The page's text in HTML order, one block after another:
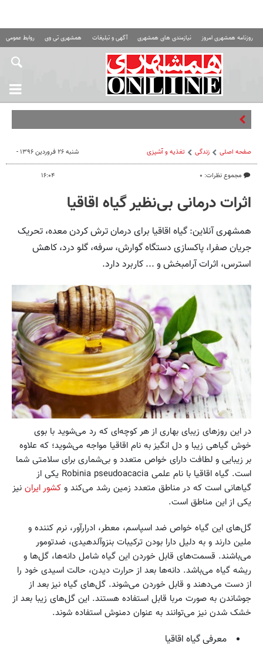
روزنامه همشهری امروز نیازمندی های همشهری آگهی و تبلیغات همشهری تی وی روابط عمومی
صفحه اصلی زندگی تغذیه و آشپزی
مجموع نظرات: ۰
شنبه ۲۶ فروردین ۱۳۹۶ -
۱۶:۰۴
اثرات درمانی بی‌نظیر گیاه اقاقیا
همشهری آنلاین: گیاه اقاقیا برای درمان ترش کردن معده، تحریک
جریان صفرا، پاکسازی دستگاه گوارش، سرفه، گلو درد، کاهش
استرس، اثرات آرامبخش و ... کاربرد دارد.
در این روزهای زیبای بهاری از هر کوچه‌ای که رد می‌شوید با بوی
خوش گیاهی زیبا و دل انگیز به نام اقاقیا مواجه می‌شوید؛ که علاوه
بر زیبایی و لطافت دارای خواص متعدد و بی‌شماری برای سلامتی شما
است. گیاه اقاقیا با نام علمی Robinia pseudoacacia یکی از
گیاهانی است که در مناطق متعدد زمین رشد می‌کند و کشور ایران نیز
یکی از این مناطق است.
گل‌های این گیاه خواص ضد اسپاسم، معطر، ادرارآور، نرم کننده و
ملین دارند و به دلیل دارا بودن ترکیبات بنزوآلدهیدی، ضدتومور
می‌باشند. قسمت‌های قابل خوردن این گیاه شامل دانه‌ها، گل‌ها و
ریشه گیاه می‌باشد. دانه‌ها بعد از حرارت دیدن، حالت اسیدی خود را
از دست می‌دهند و قابل خوردن می‌شوند. گل‌های گیاه نیز بعد از
جوشاندن به صورت مربا قابل استفاده هستند. این گل‌های زیبا بعد از
خشک شدن نیز می‌توانند به عنوان دمنوش استفاده شوند.
معرفی گیاه اقاقیا